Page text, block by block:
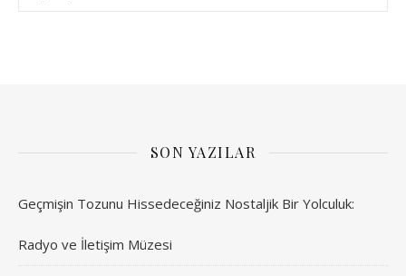
SON YAZILAR
Geçmişin Tozunu Hissedeceğiniz Nostaljik Bir Yolculuk:
Radyo ve İletişim Müzesi